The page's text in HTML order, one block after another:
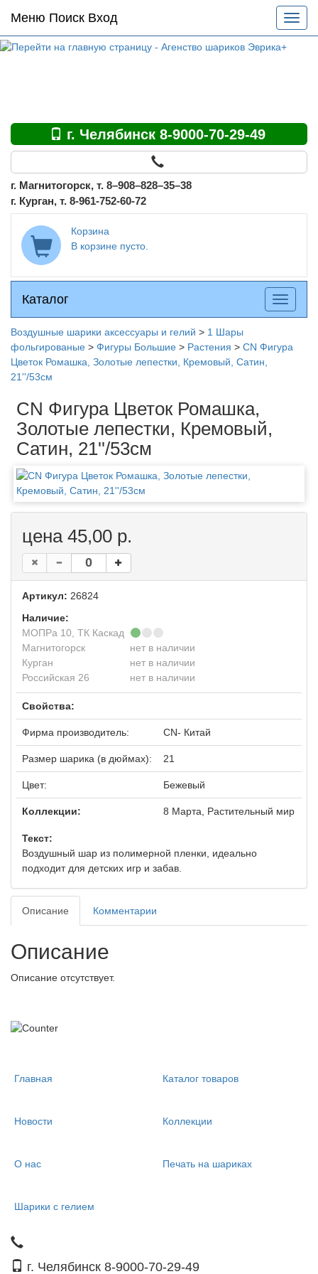
Основное
меню
по
Меню Поиск Вход
меню
г. Челябинск 8-9000-70-29-49
г. Магнитогорск, т. 8–908–828–35–38
г. Курган, т. 8-961-752-60-72
Корзина
В корзине пусто.
Каталог
Каталог
меню
Воздушные шарики аксессуары и гелий > 1 Шары
фольгированые > Фигуры Большие > Растения > CN Фигура
Цветок Ромашка, Золотые лепестки, Кремовый, Сатин,
21''/53см
CN Фигура Цветок Ромашка,
Золотые лепестки, Кремовый,
Сатин, 21''/53см
цена 45,00 р.
Артикул: 26824
Наличие:
МОПРа 10, ТК Каскад
Магнитогорск
нет в наличии
Курган
нет в наличии
Российская 26
нет в наличии
Свойства:
Фирма производитель: CN- Китай
Размер шарика (в дюймах): 21
Цвет: Бежевый
Коллекции: 8 Марта, Растительный мир
Текст:
Воздушный шар из полимерной пленки, идеально
подходит для детских игр и забав.
Описание Комментарии
Описание
Описание отсутствует.
Главная Каталог товаров
Новости Коллекции
О нас Печать на шариках
Шарики с гелием
г. Челябинск 8-9000-70-29-49